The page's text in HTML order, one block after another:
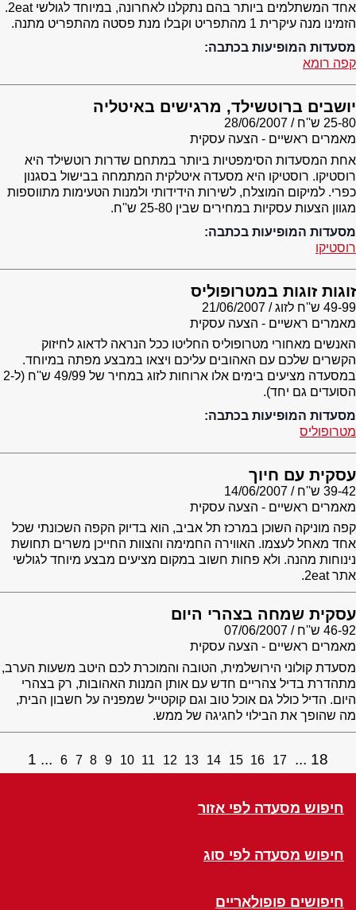
אחד המשתלמים ביותר בהם נתקלנו לאחרונה, במיוחד לגולשי 2eat.
הזמינו מנה עיקרית 1 מהתפריט וקבלו מנת פסטה מהתפריט מתנה.
מסעדות המופיעות בכתבה:
קפה רומא
יושבים ברוטשילד, מרגישים באיטליה
25-80 ש''ח
28/06/2007
מאמרים ראשיים - הצעה עסקית
אחת המסעדות הסימפטיות ביותר במתחם שדרות רוטשילד היא
רוסטיקו. רוסטיקו היא מסעדה איטלקית המתמחה בבישול בסגנון
כפרי. למיקום המוצלח, לשירות הידידותי ולמנות הטעימות מתווספות
מגוון הצעות עסקיות במחירים שבין 25-80 ש''ח.
מסעדות המופיעות בכתבה:
רוסטיקו
זוגות זוגות במטרופוליס
49-99 ש''ח לזוג
21/06/2007
מאמרים ראשיים - הצעה עסקית
האנשים מאחורי מטרופוליס החליטו ככל הנראה לדאוג לחיזוק
הקשרים שלכם עם האהובים עליכם ויצאו במבצע מפתה במיוחד.
במסעדה מציעים בימים אלו ארוחות לזוג במחיר של 49/99 ש''ח (ל-2
הסועדים גם יחד).
מסעדות המופיעות בכתבה:
מטרופוליס
עסקית עם חיוך
39-42 ש''ח
14/06/2007
מאמרים ראשיים - הצעה עסקית
קפה מוניקה השוכן במרכז תל אביב, הוא בדיוק הקפה השכונתי שכל
אחד מאחל לעצמו. האווירה החמימה והצוות החייכן משרים תחושת
נינוחות מהנה. ולא פחות חשוב במקום מציעים מבצע מיוחד לגולשי
אתר 2eat.
עסקית שמחה בצהרי היום
46-92 ש''ח
07/06/2007
מאמרים ראשיים - הצעה עסקית
מסעדת קולוני הירושלמית, הטובה והמוכרת לכם היטב משעות הערב,
מתהדרת בדיל צהריים חדש עם אותן המנות האהובות, רק בצהרי
היום. הדיל כולל גם אוכל טוב וגם קוקטייל שמפניה על חשבון הבית,
מה שהופך את הבילוי לחגיגה של ממש.
1 6 7 8 9 10 11 12 13 14 15 16 17 18
חיפוש מסעדה לפי אזור
חיפוש מסעדה לפי סוג
חיפושים פופולאריים